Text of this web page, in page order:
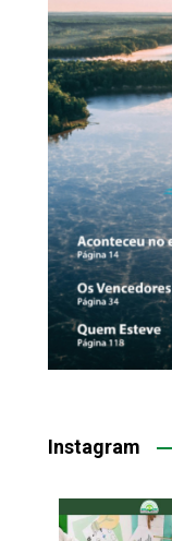
Instagram